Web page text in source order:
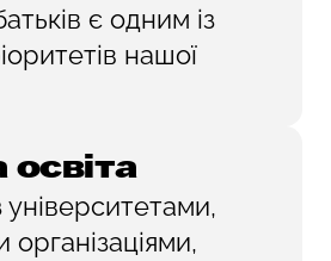
є одним із
нашої
освіта
університетами,